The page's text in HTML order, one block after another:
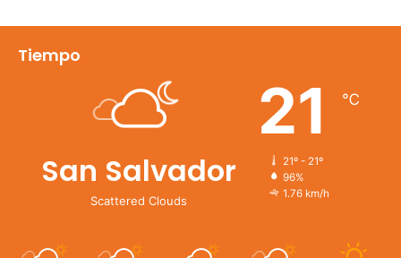
Tiempo
San Salvador
Scattered Clouds
21 ℃
21º - 21º
96%
1.76 km/h